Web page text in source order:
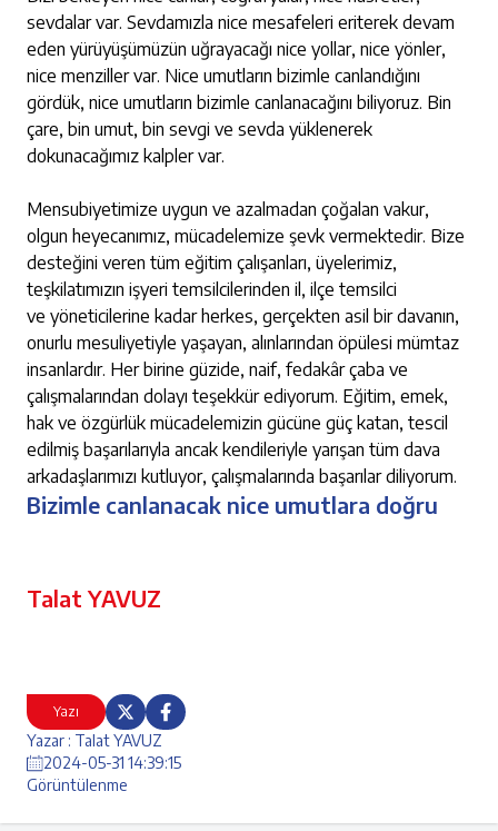
Yazı
Yazar : Talat YAVUZ
2024-05-31 14:39:15
Görüntülenme
Bizimle canlanacak nice umutlara doğru
Talat YAVUZ
sevdalar var. Sevdamızla nice mesafeleri eriterek devam
eden yürüyüşümüzün uğrayacağı nice yollar, nice yönler,
nice menziller var. Nice umutların bizimle canlandığını
gördük, nice umutların bizimle canlanacağını biliyoruz. Bin
çare, bin umut, bin sevgi ve sevda yüklenerek
dokunacağımız kalpler var.
Mensubiyetimize uygun ve azalmadan çoğalan vakur,
olgun heyecanımız, mücadelemize şevk vermektedir. Bize
desteğini veren tüm eğitim çalışanları, üyelerimiz,
teşkilatımızın işyeri temsilcilerinden il, ilçe temsilci
ve yöneticilerine kadar herkes, gerçekten asil bir davanın,
onurlu mesuliyetiyle yaşayan, alınlarından öpülesi mümtaz
insanlardır. Her birine güzide, naif, fedakâr çaba ve
çalışmalarından dolayı teşekkür ediyorum. Eğitim, emek,
hak ve özgürlük mücadelemizin gücüne güç katan, tescil
edilmiş başarılarıyla ancak kendileriyle yarışan tüm dava
arkadaşlarımızı kutluyor, çalışmalarında başarılar diliyorum.